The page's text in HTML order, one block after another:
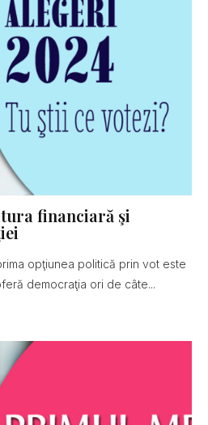
financiară şi
opţiunea politică prin vot este
democraţia ori de câte...